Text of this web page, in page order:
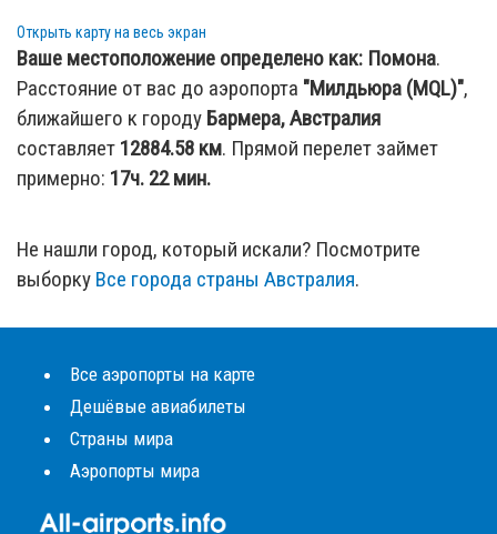
Открыть карту на весь экран
Ваше местоположение определено как: Помона.
Расстояние от вас до аэропорта "Милдьюра (MQL)",
ближайшего к городу Бармера, Австралия
составляет 12884.58 км. Прямой перелет займет
примерно: 17ч. 22 мин.
Не нашли город, который искали? Посмотрите
выборку Все города страны Австралия.
Все аэропорты на карте
Дешёвые авиабилеты
Страны мира
Аэропорты мира